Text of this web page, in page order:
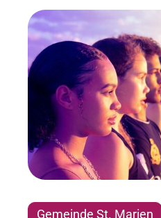
Gemeinde St. Marien